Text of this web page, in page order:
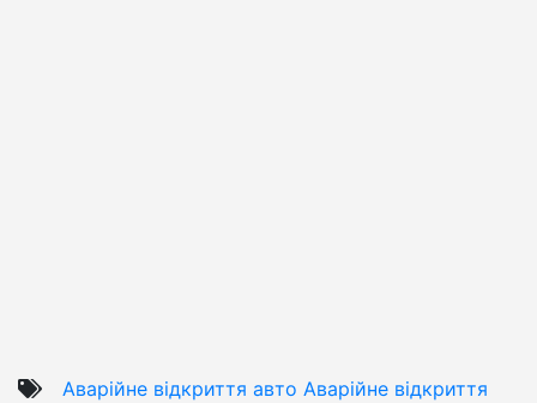
Аварійне відкриття авто Аварійне відкриття